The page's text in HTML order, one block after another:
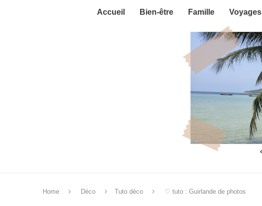
Accueil Bien-être Famille Voyages
Home Déco Tuto déco ♡ tuto : Guirlande de photos